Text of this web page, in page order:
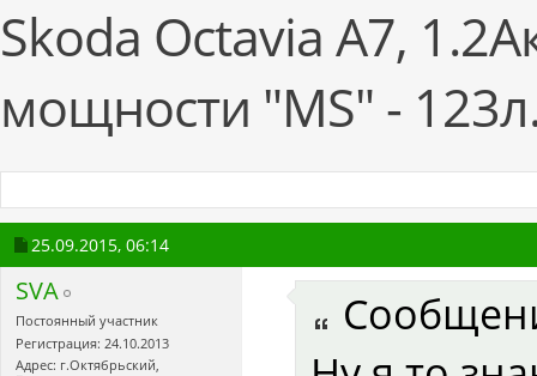
Skoda Octavia А7,
мощности "MS" -
25.09.2015, 06:14
SVA
Постоянный участник
Регистрация: 24.10.2013
Адрес: г.Октябрьский,